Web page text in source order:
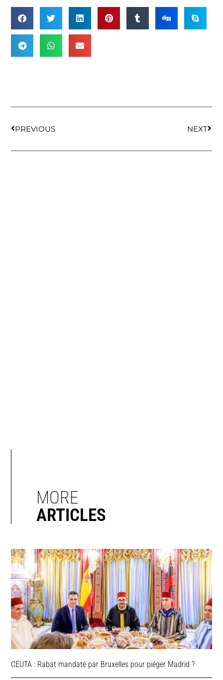
PREVIOUS NEXT
MORE
ARTICLES
CEUTA : Rabat mandaté par Bruxelles pour piéger Madrid ?